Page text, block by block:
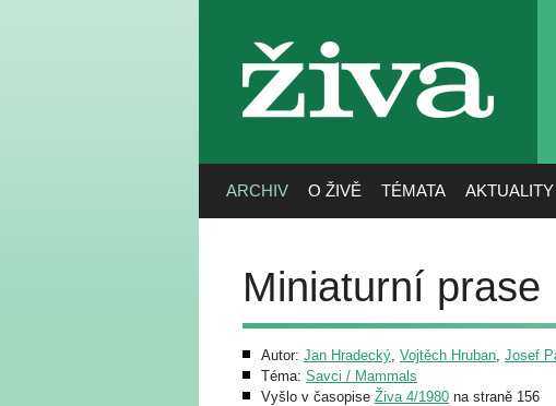
živa
ARCHIV O ŽIVĚ TÉMATA AKTUALITY
Miniaturní prase
Autor: Jan Hradecký, Vojtěch Hruban, Josef
Téma: Savci / Mammals
Vyšlo v časopise Živa 4/1980 na straně 156